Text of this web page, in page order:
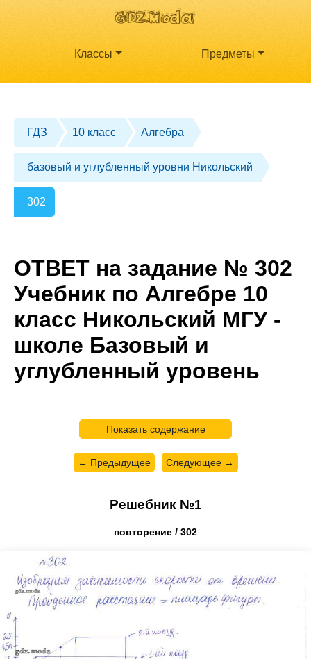
Классы Предметы
ГДЗ 10 класс Алгебра
базовый и углубленный уровни Никольский
302
ОТВЕТ на задание № 302
Учебник по Алгебре 10
класс Никольский МГУ -
школе Базовый и
углубленный уровень
Показать содержание
← Предыдущее Следующее →
Решебник №1
повторение / 302